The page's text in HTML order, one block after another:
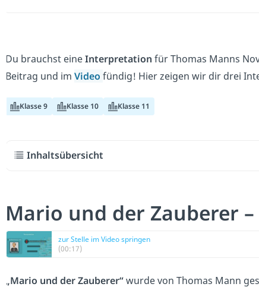
Du brauchst eineInterpretation für Thomas Manns
Beitrag und im Video fündig! Hier zeigen wir dir drei
Klasse 9 Klasse 10 Klasse 11
Inhaltsübersicht
Mario und der Zauberer
zur Stelle im Video springen
(00:17)
„Mario und der Zauberer“wurde von Thomas Mann